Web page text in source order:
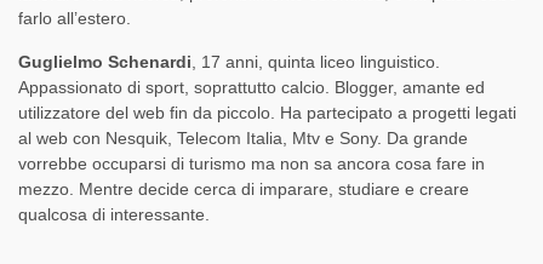
farlo all’estero.
Guglielmo Schenardi, 17 anni, quinta liceo linguistico.
Appassionato di sport, soprattutto calcio. Blogger, amante ed
utilizzatore del web fin da piccolo. Ha partecipato a progetti legati
al web con Nesquik, Telecom Italia, Mtv e Sony. Da grande
vorrebbe occuparsi di turismo ma non sa ancora cosa fare in
mezzo. Mentre decide cerca di imparare, studiare e creare
qualcosa di interessante.